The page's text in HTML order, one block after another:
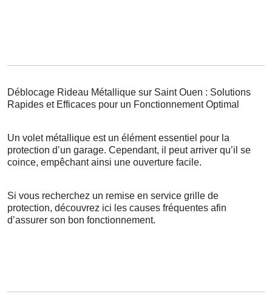
Déblocage Rideau Métallique sur Saint Ouen : Solutions
Rapides et Efficaces pour un Fonctionnement Optimal
Un volet métallique est un élément essentiel pour la
protection d’un garage. Cependant, il peut arriver qu’il se
coince, empêchant ainsi une ouverture facile.
Si vous recherchez un remise en service grille de
protection, découvrez ici les causes fréquentes afin
d’assurer son bon fonctionnement.